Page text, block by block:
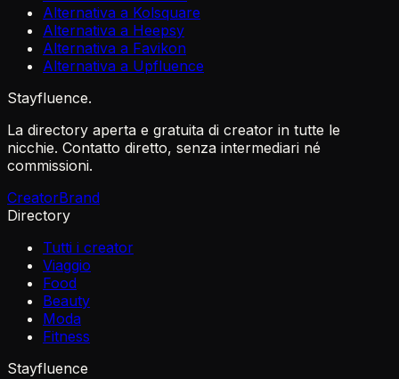
Alternativa a Kolsquare
Alternativa a Heepsy
Alternativa a Favikon
Alternativa a Upfluence
Stayfluence.
La directory aperta e gratuita di creator in tutte le
nicchie. Contatto diretto, senza intermediari né
commissioni.
CreatorBrand
Directory
Tutti i creator
Viaggio
Food
Beauty
Moda
Fitness
Stayfluence